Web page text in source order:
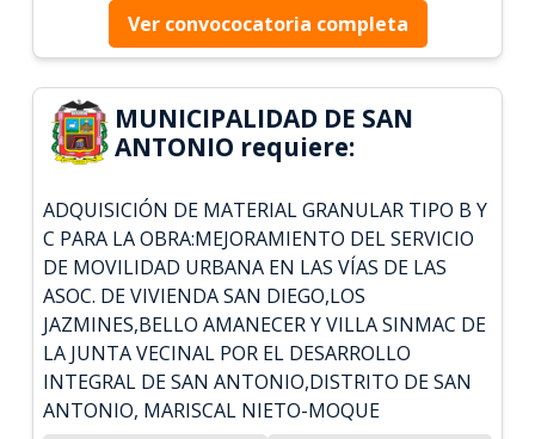
Ver convococatoria completa
MUNICIPALIDAD DE SAN
ANTONIO requiere:
ADQUISICIÓN DE MATERIAL GRANULAR TIPO B Y
C PARA LA OBRA:MEJORAMIENTO DEL SERVICIO
DE MOVILIDAD URBANA EN LAS VÍAS DE LAS
ASOC. DE VIVIENDA SAN DIEGO,LOS
JAZMINES,BELLO AMANECER Y VILLA SINMAC DE
LA JUNTA VECINAL POR EL DESARROLLO
INTEGRAL DE SAN ANTONIO,DISTRITO DE SAN
ANTONIO, MARISCAL NIETO-MOQUE